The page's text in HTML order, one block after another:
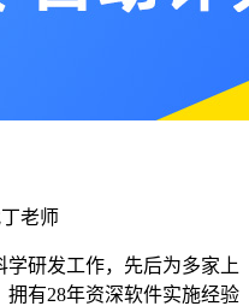
老师
学研发工作，先后为多家上
有28年资深软件实施经验